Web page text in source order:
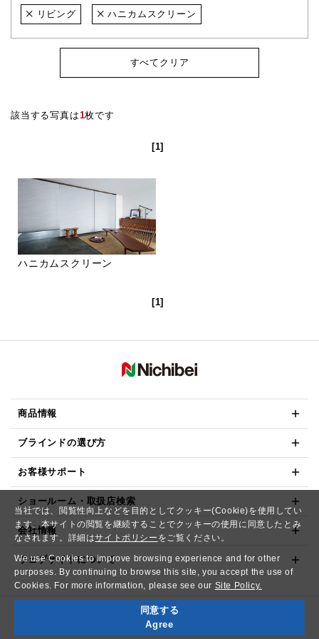
当社では、閲覧性向上などを目的としてクッキー(Cookie)を使用してい
ます。本サイトの閲覧を継続することでクッキーの使用に同意したとみ
なされます。詳細はサイトポリシー をご覧ください。
We use Cookies to improve browsing experience and for other
purposes. By continuing to browse this site, you accept the use of
Cookies. For more information, please see our Site Policy.
同意する
Agree
リビング ハニカムスクリーン
すべてクリア
該当する写真は1枚です
[1]
ハニカムスクリーン
[1]
商品情報
ブラインドの選び方
お客様サポート
ショールーム・取扱店検索
会社情報
ウェブサイトについて
Copyright© NICHIBEI CO.,LTD. All Rights Reserved.